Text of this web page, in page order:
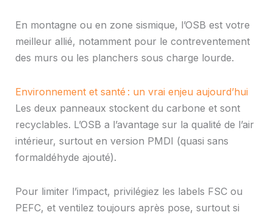
En montagne ou en zone sismique, l’OSB est votre
meilleur allié, notamment pour le contreventement
des murs ou les planchers sous charge lourde.
Environnement et santé : un vrai enjeu aujourd’hui
Les deux panneaux stockent du carbone et sont
recyclables. L’OSB a l’avantage sur la qualité de l’air
intérieur, surtout en version PMDI (quasi sans
formaldéhyde ajouté).
Pour limiter l’impact, privilégiez les labels FSC ou
PEFC, et ventilez toujours après pose, surtout si